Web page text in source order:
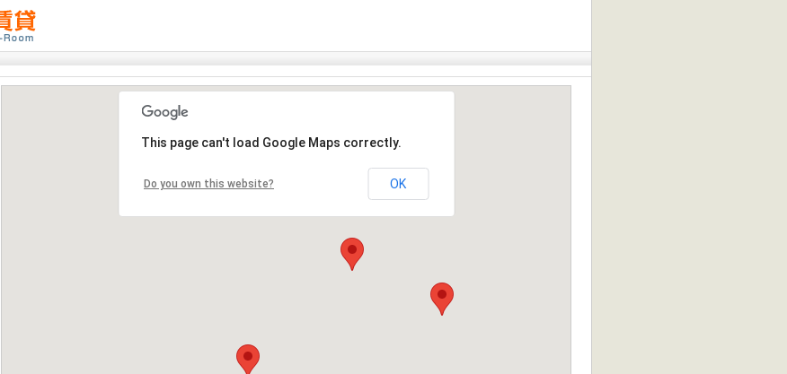
This page can't load Google Maps correctly.
Do you own this website? OK